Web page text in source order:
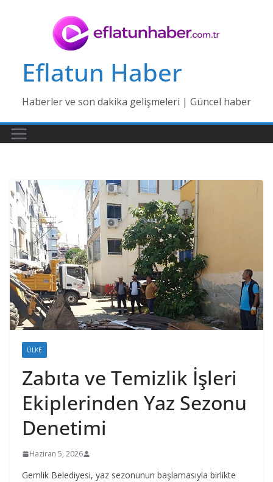
Eflatun Haber
Haberler ve son dakika gelişmeleri | Güncel haber
ÜLKE
Zabıta ve Temizlik İşleri
Ekiplerinden Yaz Sezonu
Denetimi
Haziran 5, 2026
Gemlik Belediyesi, yaz sezonunun başlamasıyla birlikte